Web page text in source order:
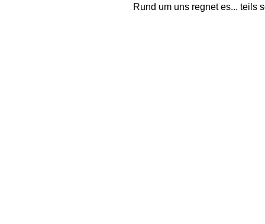
Rund um uns regnet es... teils